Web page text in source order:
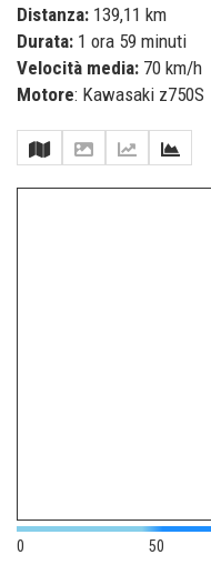
Distanza: 139,11 km
Durata: 1 ora 59 minuti
Velocità media: 70 km/h
Motore: Kawasaki z750S
0 50